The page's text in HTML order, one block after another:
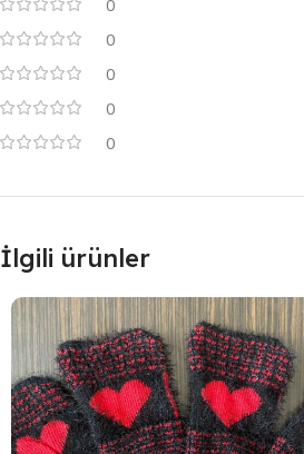
0
0
0
0
0
İlgili ürünler